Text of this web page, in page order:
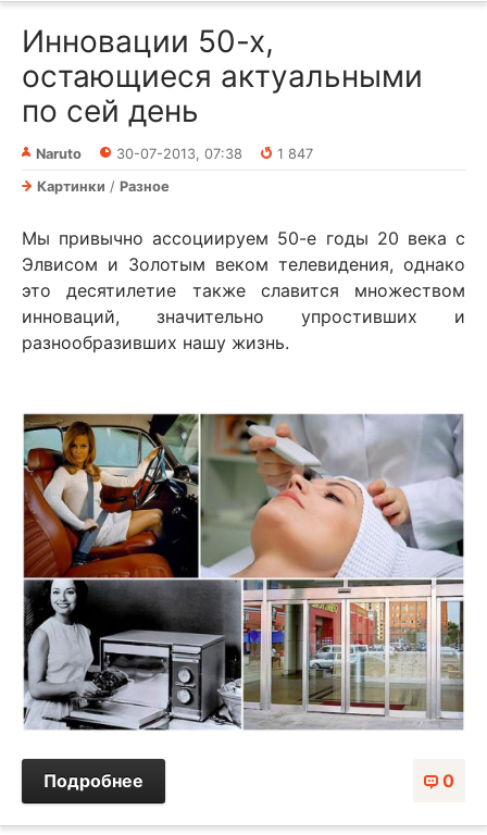
Инновации 50-х,
остающиеся актуальными
по сей день
Naruto 30-07-2013, 07:38
1 847
Картинки / Разное
Мы привычно ассоциируем 50-е годы 20 века с
Элвисом и Золотым веком телевидения, однако
это десятилетие также славится множеством
инноваций, значительно упростивших и
разнообразивших нашу жизнь.
0
Подробнее